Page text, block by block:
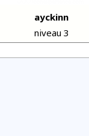
ayckinn
niveau 3